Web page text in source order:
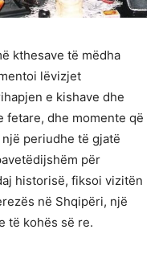
kthesave të mëdha
lëvizjet
e kishave dhe
fetare, dhe momente që
periudhe të gjatë
për
historisë, fiksoi vizitën
në Shqipëri, një
të kohës së re.